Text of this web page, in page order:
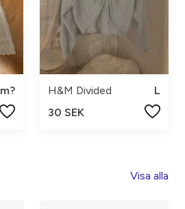
m?
H&M Divided
L
30 SEK
Visa alla